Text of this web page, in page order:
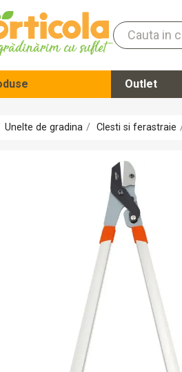
Outlet
Unelte de gradina Clesti si ferastraie